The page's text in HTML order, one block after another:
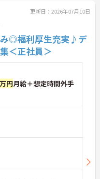
きるので、一
変化をみん
、一体感を
すること」を
つながりのあ
更新日：2026年07月10日
み◎福利厚生充実♪デ
＜正社員＞
円月給＋想定時間外手